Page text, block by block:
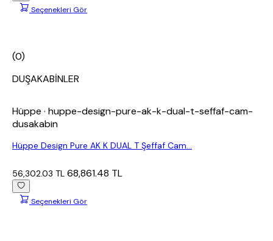
Seçenekleri Gör
(0)
DUŞAKABİNLER
Hüppe · huppe-design-pure-ak-k-dual-t-seffaf-cam-
dusakabin
Hüppe Design Pure AK K DUAL T Şeffaf Cam...
56,302.03 TL 68,861.48 TL
Seçenekleri Gör